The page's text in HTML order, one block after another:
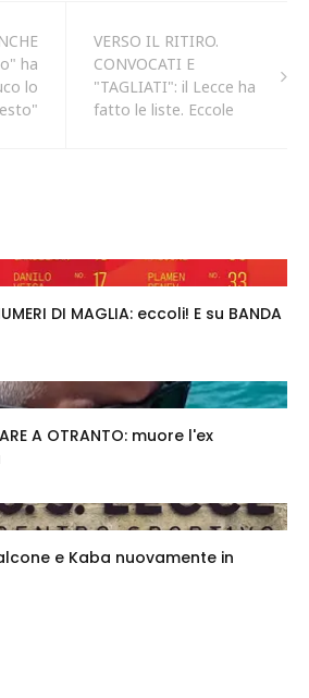
ha
lo
VERSO IL RITIRO.
CONVOCATI E
"TAGLIATI": il Lecce ha
fatto le liste. Eccole
DI MAGLIA: eccoli! E su BANDA
A OTRANTO: muore l'ex
e Kaba nuovamente in